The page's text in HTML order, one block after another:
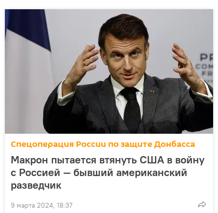
Спецоперация России по защите Донбасса
Макрон пытается втянуть США в войну
с Россией — бывший американский
разведчик
9 марта 2024, 18:37